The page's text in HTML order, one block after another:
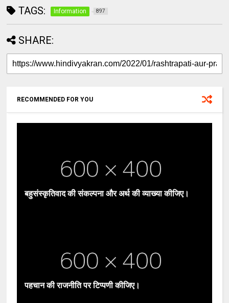
TAGS: Information 897
SHARE:
RECOMMENDED FOR YOU
बहुसंस्कृतिवाद की संकल्पना और अर्थ की व्याख्या कीजिए।
पहचान की राजनीति पर टिप्पणी कीजिए।